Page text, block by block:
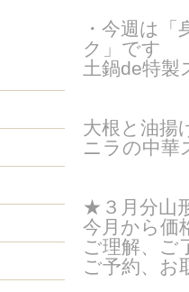
・今週は
ク」です
土鍋de特製
大根と油揚
ニラの中華
★３月分山
今月から価
ご理解、ご
ご予約、お